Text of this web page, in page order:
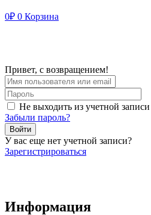
0₽ 0 Корзина
Привет, с возвращением!
Не выходить из учетной записи
Забыли пароль?
Войти
У вас еще нет учетной записи?
Зарегистрироваться
Информация